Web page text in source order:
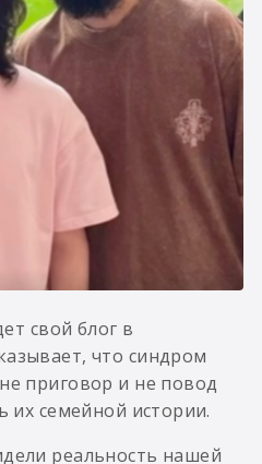
свой блог в
что синдром
приговор и не повод
их семейной истории.
реальность нашей